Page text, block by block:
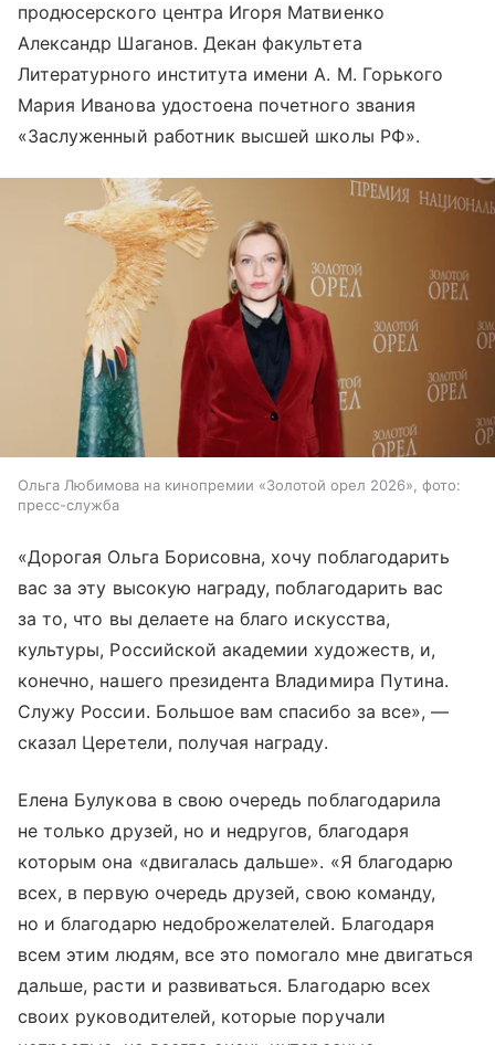
продюсерского центра Игоря Матвиенко
Александр Шаганов. Декан факультета
Литературного института имени А. М. Горького
Мария Иванова удостоена почетного звания
«Заслуженный работник высшей школы РФ».
Ольга Любимова на кинопремии «Золотой орел 2026», фото:
пресс-служба
«Дорогая Ольга Борисовна, хочу поблагодарить
вас за эту высокую награду, поблагодарить вас
за то, что вы делаете на благо искусства,
культуры, Российской академии художеств, и,
конечно, нашего президента Владимира Путина.
Служу России. Большое вам спасибо за все», —
сказал Церетели, получая награду.
Елена Булукова в свою очередь поблагодарила
не только друзей, но и недругов, благодаря
которым она «двигалась дальше». «Я благодарю
всех, в первую очередь друзей, свою команду,
но и благодарю недоброжелателей. Благодаря
всем этим людям, все это помогало мне двигаться
дальше, расти и развиваться. Благодарю всех
своих руководителей, которые поручали